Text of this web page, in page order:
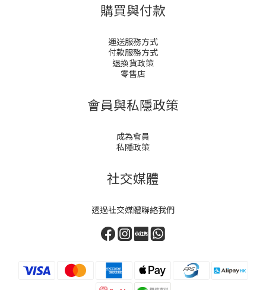
購買與付款
運送服務方式
付款服務方式
退換貨政策
零售店
會員與私隱政策
成為會員
私隱政策
社交媒體
透過社交媒體聯絡我們